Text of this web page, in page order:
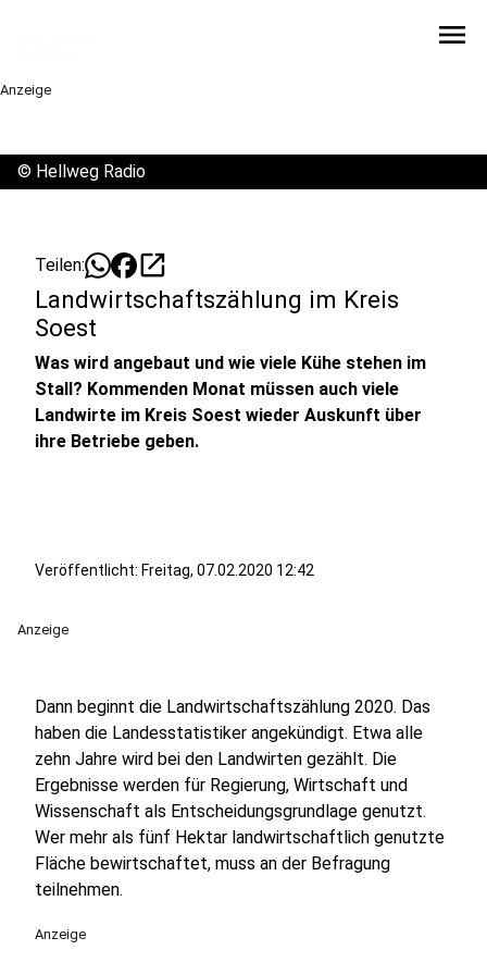
menu
Anzeige
© Hellweg Radio
Teilen: open_in_new
Landwirtschaftszählung im Kreis
Soest
Was wird angebaut und wie viele Kühe stehen im
Stall? Kommenden Monat müssen auch viele
Landwirte im Kreis Soest wieder Auskunft über
ihre Betriebe geben.
Veröffentlicht: Freitag, 07.02.2020 12:42
Anzeige
Dann beginnt die Landwirtschaftszählung 2020. Das
haben die Landesstatistiker angekündigt. Etwa alle
zehn Jahre wird bei den Landwirten gezählt. Die
Ergebnisse werden für Regierung, Wirtschaft und
Wissenschaft als Entscheidungsgrundlage genutzt.
Wer mehr als fünf Hektar landwirtschaftlich genutzte
Fläche bewirtschaftet, muss an der Befragung
teilnehmen.
Anzeige